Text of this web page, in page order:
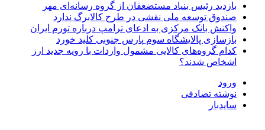
بازدید رئیس بنیاد مستضعفان از گروه رسانه‌ای مهر
صندوق توسعه ملی نقشی در طرح کالابرگ ندارد
واکنش بانک مرکزی به ادعای ترامپ درباره تورم ایران
بازسازی پالایشگاه سوم پارس جنوبی کلید خورد
کدام گروه‌های کالایی مشمول واردات با رویه جدید ارز
اشخاص شدند؟
ورود
نوشته تصادفی
سایدبار